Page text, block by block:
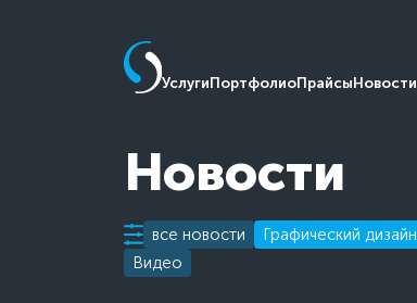
УслугиПортфолиоПрайсыНовости
Новости
все новости Графический дизайн
Видео